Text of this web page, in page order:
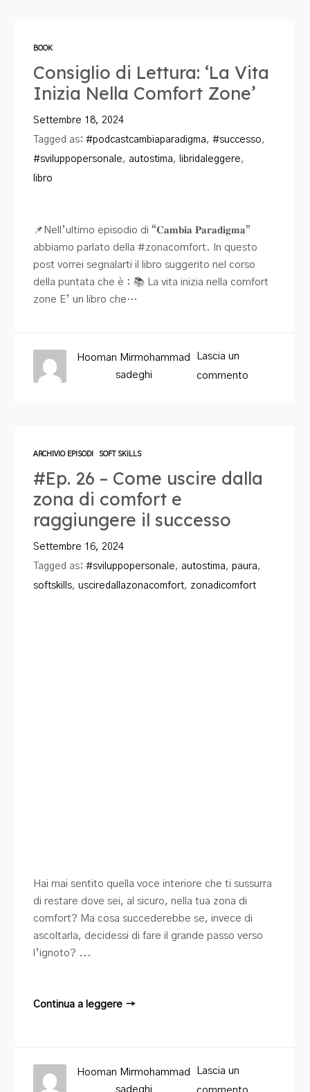
BOOK
Consiglio di Lettura: ‘La Vita
Inizia Nella Comfort Zone’
Settembre 18, 2024
Tagged as:#podcastcambiaparadigma,#successo,
#sviluppopersonale, autostima, libridaleggere,
libro
📌Nell’ultimo episodio di “𝐂𝐚𝐦𝐛𝐢𝐚 𝐏𝐚𝐫𝐚𝐝𝐢𝐠𝐦𝐚”
abbiamo parlato della #zonacomfort. In questo
post vorrei segnalarti il libro suggerito nel corso
della puntata che è : 📚 La vita inizia nella comfort
zone E’ un libro che…
Lascia un
commento
Hooman Mirmohammad
sadeghi
ARCHIVIO EPISODI SOFT SKILLS
#Ep. 26 – Come uscire dalla
zona di comfort e
raggiungere il successo
Settembre 16, 2024
Tagged as:#sviluppopersonale, autostima,paura,
softskills,usciredallazonacomfort, zonadicomfort
Hai mai sentito quella voce interiore che ti sussurra
di restare dove sei, al sicuro, nella tua zona di
comfort? Ma cosa succederebbe se, invece di
ascoltarla, decidessi di fare il grande passo verso
l’ignoto? ...
Continua a leggere →
Lascia un
Hooman Mirmohammad
sadeghi